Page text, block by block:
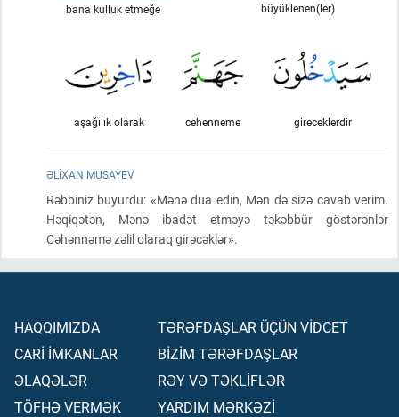
büyüklenen(ler)
bana kulluk etmeğe
gireceklerdir
cehenneme
aşağılık olarak
ƏLIXAN MUSAYEV
Rəbbiniz buyurdu: «Mənə dua edin, Mən də sizə cavab verim.
Həqiqətən, Mənə ibadət etməyə təkəbbür göstərənlər
Cəhənnəmə zəlil olaraq girəcəklər».
HAQQIMIZDA
CARİ İMKANLAR
ƏLAQƏLƏR
TÖFHƏ VERMƏK
TƏRƏFDAŞLAR ÜÇÜN VİDCET
BİZİM TƏRƏFDAŞLAR
RƏY VƏ TƏKLİFLƏR
YARDIM MƏRKƏZİ